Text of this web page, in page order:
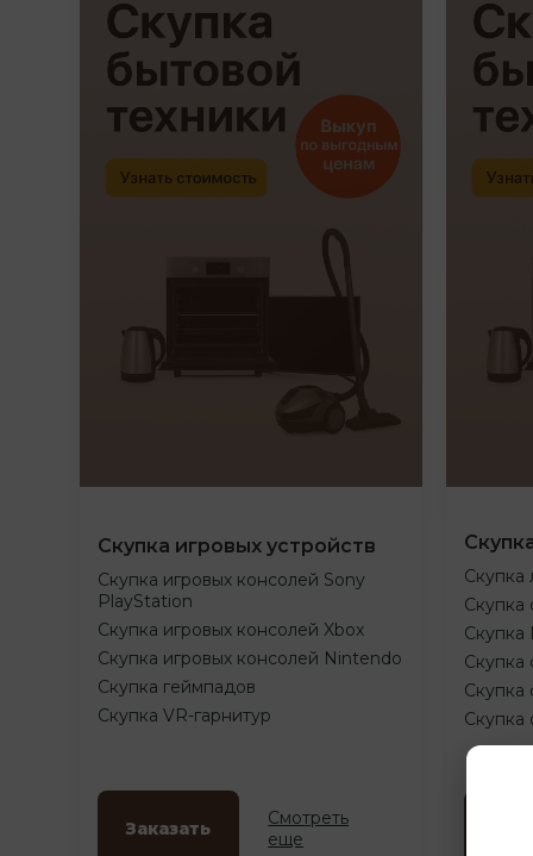
Скупка игровых устройств
Скупка игровых консолей Sony
PlayStation
Скупка игровых консолей Xbox
Скупка игровых консолей Nintendo
Скупка геймпадов
Скупка VR-гарнитур
Заказать
Смотреть
еще
Скупка
Скупка
Скупка
Скупка
Скупка